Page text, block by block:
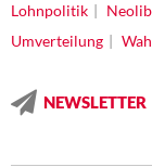
Lohnpolitik
Umverteilung
NEWSLETTER